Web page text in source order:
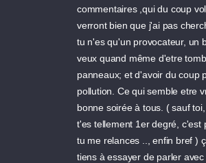
commentaires ,qui du coup
verront bien que j'ai pas
tu n'es qu'un provocateur, un
veux quand même d'etre
panneaux; et d'avoir du coup
pollution. Ce qui semble etre
bonne soirée à tous. ( sauf
t'es tellement 1er degré, c'est
tu me relances .., enfin bref )
tiens à essayer de parler